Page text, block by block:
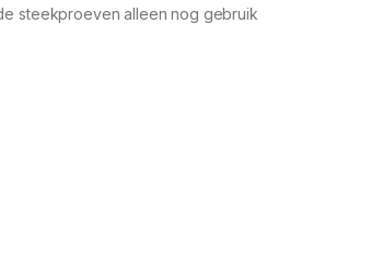
steekproeven alleen nog gebruik